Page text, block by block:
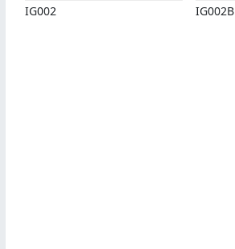
IG002 IG002B